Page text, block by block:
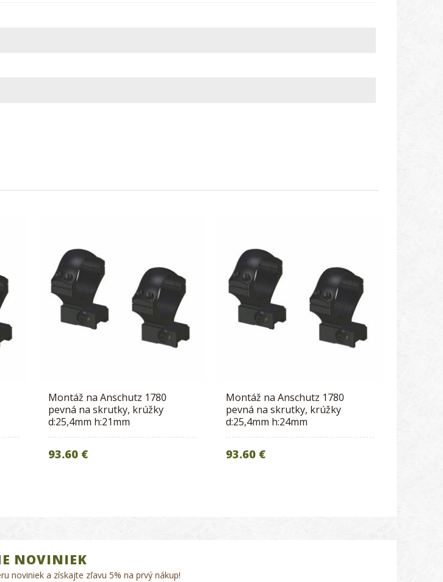
Montáž na Anschutz 1780
pevná na skrutky, krúžky
d:25,4mm h:21mm
93.60 €
Montáž na Anschutz 1780
pevná na skrutky, krúžky
d:25,4mm h:24mm
93.60 €
NOVINIEK
noviniek a získajte zľavu 5% na prvý nákup!